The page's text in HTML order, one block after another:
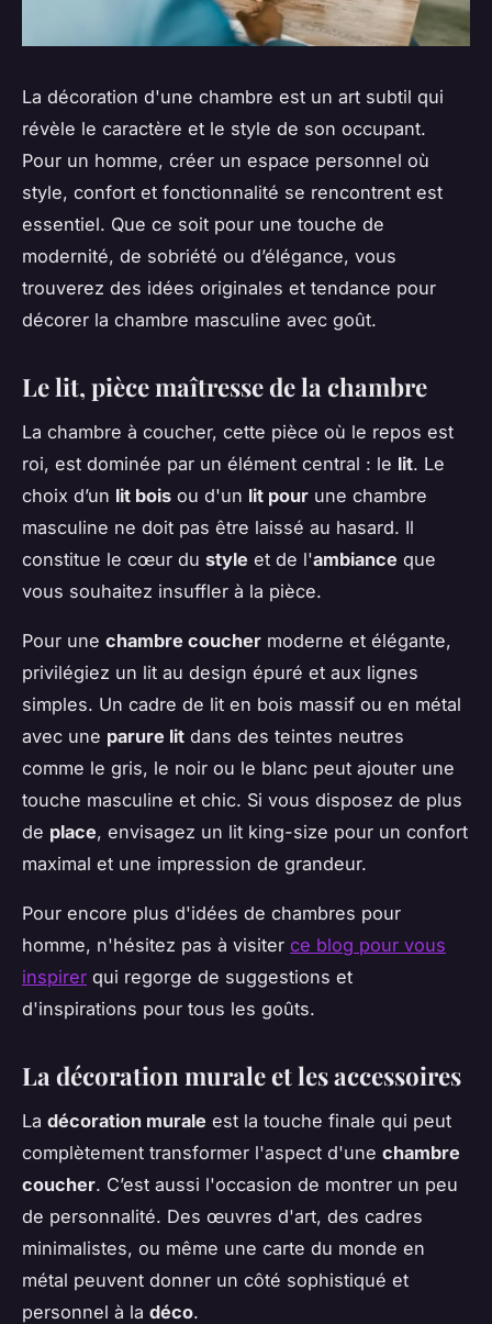
La décoration d'une chambre est un art subtil qui
révèle le caractère et le style de son occupant.
Pour un homme, créer un espace personnel où
style, confort et fonctionnalité se rencontrent est
essentiel. Que ce soit pour une touche de
modernité, de sobriété ou d’élégance, vous
trouverez des idées originales et tendance pour
décorer la chambre masculine avec goût.
Le lit, pièce maîtresse de la chambre
La chambre à coucher, cette pièce où le repos est
roi, est dominée par un élément central : le lit. Le
choix d’un lit bois ou d'un lit pour une chambre
masculine ne doit pas être laissé au hasard. Il
constitue le cœur du style et de l'ambiance que
vous souhaitez insuffler à la pièce.
Pour une chambre coucher moderne et élégante,
privilégiez un lit au design épuré et aux lignes
simples. Un cadre de lit en bois massif ou en métal
avec une parure lit dans des teintes neutres
comme le gris, le noir ou le blanc peut ajouter une
touche masculine et chic. Si vous disposez de plus
de place, envisagez un lit king-size pour un confort
maximal et une impression de grandeur.
Pour encore plus d'idées de chambres pour
homme, n'hésitez pas à visiter ce blog pour vous
inspirer qui regorge de suggestions et
d'inspirations pour tous les goûts.
La décoration murale et les accessoires
La décoration murale est la touche finale qui peut
complètement transformer l'aspect d'une chambre
coucher. C’est aussi l'occasion de montrer un peu
de personnalité. Des œuvres d'art, des cadres
minimalistes, ou même une carte du monde en
métal peuvent donner un côté sophistiqué et
personnel à la déco.